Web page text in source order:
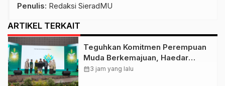
Penulis: Redaksi SieradMU
ARTIKEL TERKAIT
Teguhkan Komitmen Perempuan
Muda Berkemajuan, Haedar
Nashir Buka Muktamar ke-15
calendar_month3 jam yang lalu